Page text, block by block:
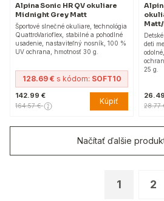
Alpina Sonic HR QV okuliare
Midnight Grey Matt
Športové slnečné okuliare, technológia
QuattroVarioflex, stabilné a pohodlné
usadenie, nastaviteľný nosník, 100 %
UV ochrana, hmotnosť 30 g.
128.69 € s kódom: SOFT10
142.99 €
164.57 € Kúpiť
deti
25 g.
28.77
1 2
Načítať ďalšie